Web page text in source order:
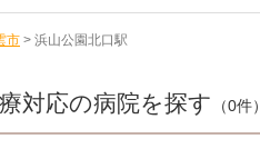
市 > 浜山公園北口駅
対応の病院を探す （0件）